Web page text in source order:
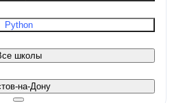
Python
школы
на-Дону